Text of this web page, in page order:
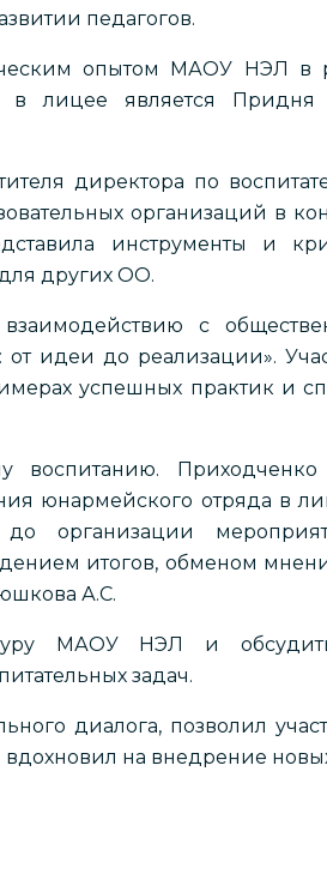
педагогов.
опытом МАОУ НЭЛ в
в лицее является
директора по
организаций в
инструменты и
других ОО.
с
идеи до реализации».
успешных практик и
воспитанию.
юнармейского отряда в
организации
итогов, обменом
А.С.
МАОУ НЭЛ и
задач.
диалога, позволил
вдохновил на внедрение